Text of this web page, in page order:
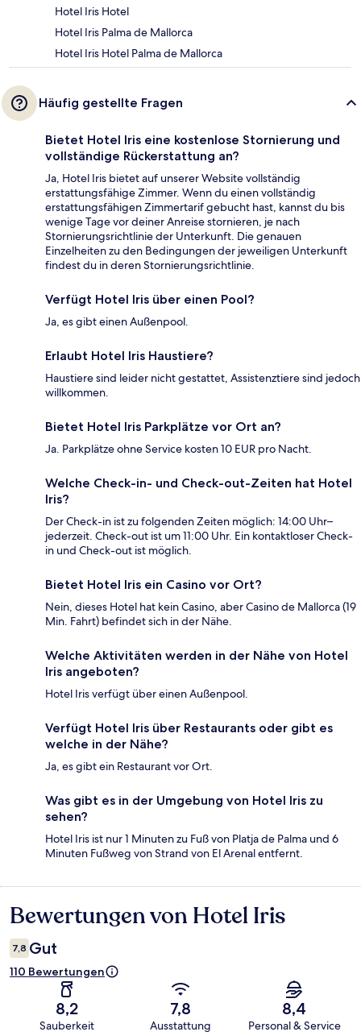
Hotel Iris Hotel
Hotel Iris Palma de Mallorca
Hotel Iris Hotel Palma de Mallorca
Häufig gestellte Fragen
Bietet Hotel Iris eine kostenlose Stornierung und
vollständige Rückerstattung an?
Ja, Hotel Iris bietet auf unserer Website vollständig
erstattungsfähige Zimmer. Wenn du einen vollständig
erstattungsfähigen Zimmertarif gebucht hast, kannst du bis
wenige Tage vor deiner Anreise stornieren, je nach
Stornierungsrichtlinie der Unterkunft. Die genauen
Einzelheiten zu den Bedingungen der jeweiligen Unterkunft
findest du in deren Stornierungsrichtlinie.
Verfügt Hotel Iris über einen Pool?
Ja, es gibt einen Außenpool.
Erlaubt Hotel Iris Haustiere?
Haustiere sind leider nicht gestattet, Assistenztiere sind jedoch
willkommen.
Bietet Hotel Iris Parkplätze vor Ort an?
Ja. Parkplätze ohne Service kosten 10 EUR pro Nacht.
Welche Check-in- und Check-out-Zeiten hat Hotel
Iris?
Der Check-in ist zu folgenden Zeiten möglich: 14:00 Uhr–
jederzeit. Check-out ist um 11:00 Uhr. Ein kontaktloser Check-
in und Check-out ist möglich.
Bietet Hotel Iris ein Casino vor Ort?
Nein, dieses Hotel hat kein Casino, aber Casino de Mallorca (19
Min. Fahrt) befindet sich in der Nähe.
Welche Aktivitäten werden in der Nähe von Hotel
Iris angeboten?
Hotel Iris verfügt über einen Außenpool.
Verfügt Hotel Iris über Restaurants oder gibt es
welche in der Nähe?
Ja, es gibt ein Restaurant vor Ort.
Was gibt es in der Umgebung von Hotel Iris zu
sehen?
Hotel Iris ist nur 1 Minuten zu Fuß von Platja de Palma und 6
Minuten Fußweg von Strand von El Arenal entfernt.
Bewertungen
Bewertungen von Hotel Iris
7,8 Gut
110 Bewertungen
8,2
Sauberkeit
7,8
Ausstattung
8,4
Personal & Service